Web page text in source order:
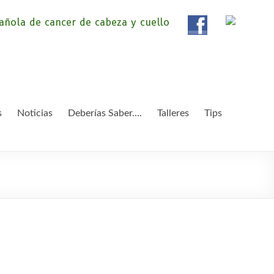
de Pacientes de
de Cáncer de Cabeza y cuello «APC», una
apoyar a pacientes y familiares.
Noticias Deberías Saber…. Talleres Tips